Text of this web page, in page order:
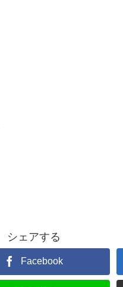
シェアする
Facebook